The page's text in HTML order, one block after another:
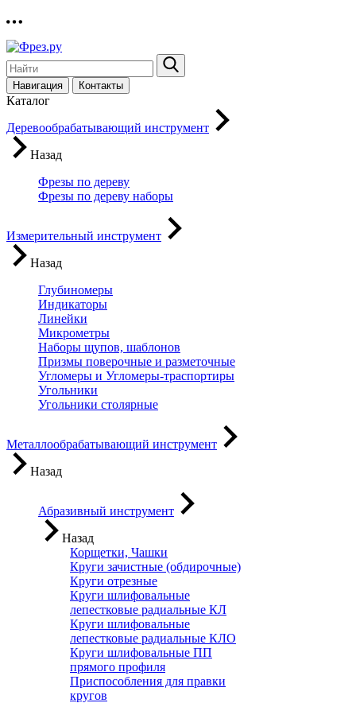
Навигация Контакты
Каталог
Деревообрабатывающий инструмент
Назад
Фрезы по дереву
Фрезы по дереву наборы
Измерительный инструмент
Назад
Глубиномеры
Индикаторы
Линейки
Микрометры
Наборы щупов, шаблонов
Призмы поверочные и разметочные
Угломеры и Угломеры-траспортиры
Угольники
Угольники столярные
Металлообрабатывающий инструмент
Назад
Абразивный инструмент
Назад
Корщетки, Чашки
Круги зачистные (обдирочные)
Круги отрезные
Круги шлифовальные
лепестковые радиальные КЛ
Круги шлифовальные
лепестковые радиальные КЛО
Круги шлифовальные ПП
прямого профиля
Приспособления для правки
кругов